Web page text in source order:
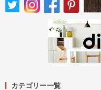
カテゴリー一覧